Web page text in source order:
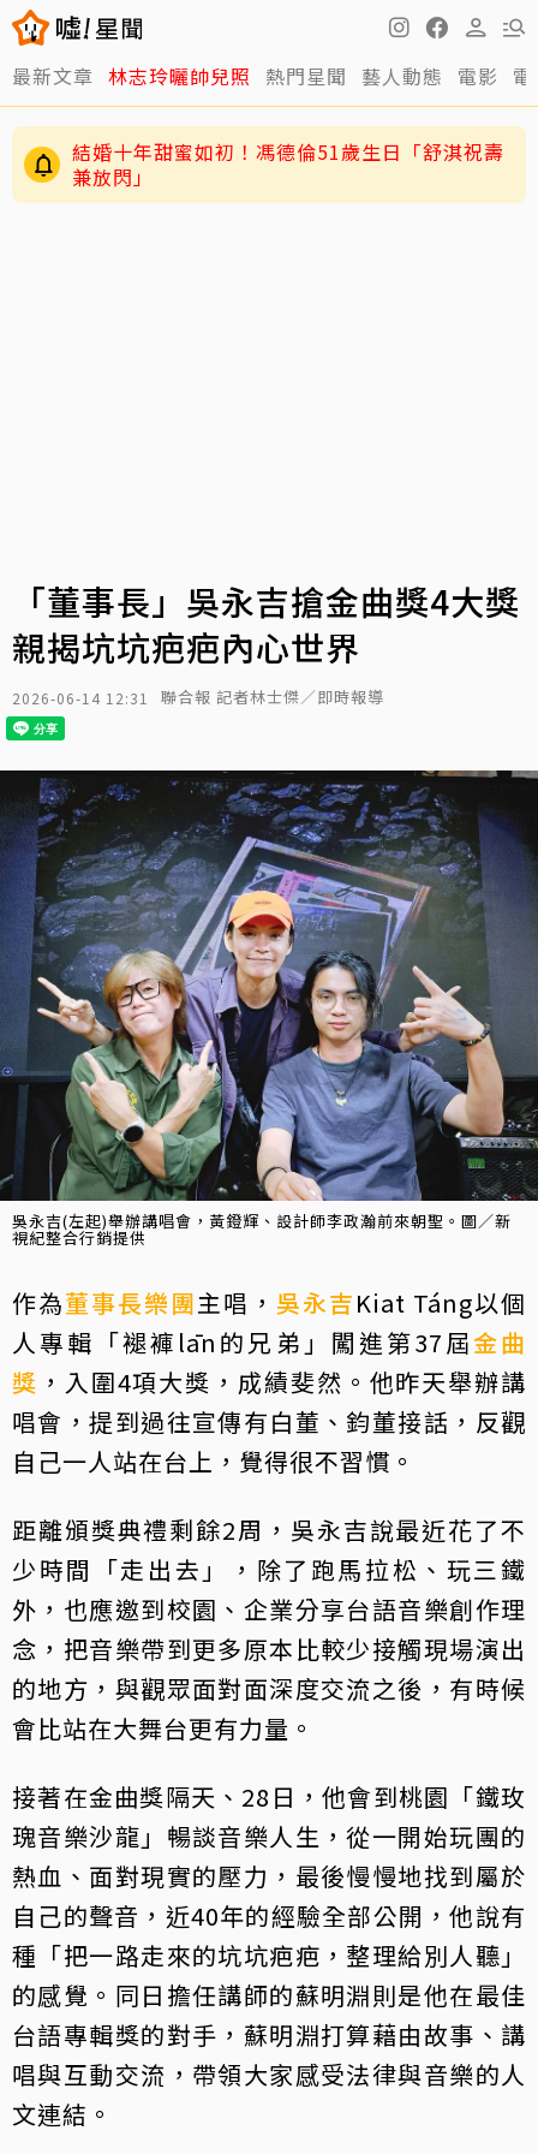
最新文章 林志玲曬帥兒照 熱門星聞 藝人動態 電影
結婚十年甜蜜如初！馮德倫51歲生日「舒淇祝壽
兼放閃」
「董事長」吳永吉搶金曲獎4大獎
親揭坑坑疤疤內心世界
2026-06-14 12:31 聯合報 記者林士傑／即時報導
吳永吉(左起)舉辦講唱會，黃鐙輝、設計師李政瀚前來朝聖。圖／新
視紀整合行銷提供
作為董事長樂團主唱， 吳永吉Kiat Táng以個
人專輯「褪褲lān的兄弟」闖進第37屆金曲
獎 ，入圍4項大獎，成績斐然。他昨天舉辦講
唱會，提到過往宣傳有白董、鈞董接話，反觀
自己一人站在台上，覺得很不習慣。
距離頒獎典禮剩餘2周，吳永吉說最近花了不
少時間「走出去」，除了跑馬拉松、玩三鐵
外，也應邀到校園、企業分享台語音樂創作理
念，把音樂帶到更多原本比較少接觸現場演出
的地方，與觀眾面對面深度交流之後，有時候
會比站在大舞台更有力量。
接著在金曲獎隔天、28日，他會到桃園「鐵玫
瑰音樂沙龍」暢談音樂人生，從一開始玩團的
熱血、面對現實的壓力，最後慢慢地找到屬於
自己的聲音，近40年的經驗全部公開，他說有
種「把一路走來的坑坑疤疤，整理給別人聽」
的感覺。同日擔任講師的蘇明淵則是他在最佳
台語專輯獎的對手，蘇明淵打算藉由故事、講
唱與互動交流，帶領大家感受法律與音樂的人
文連結。